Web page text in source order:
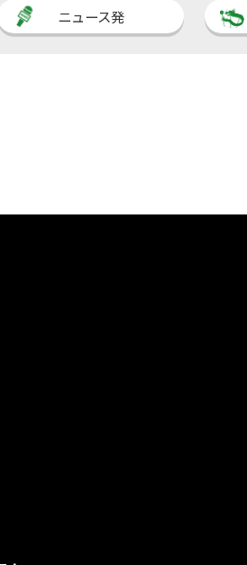
ニュース発